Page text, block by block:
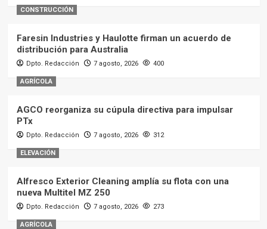
CONSTRUCCIÓN
Faresin Industries y Haulotte firman un acuerdo de
distribución para Australia
Dpto. Redacción 7 agosto, 2026 400
AGRÍCOLA
AGCO reorganiza su cúpula directiva para impulsar
PTx
Dpto. Redacción 7 agosto, 2026 312
ELEVACIÓN
Alfresco Exterior Cleaning amplía su flota con una
nueva Multitel MZ 250
Dpto. Redacción 7 agosto, 2026 273
AGRÍCOLA